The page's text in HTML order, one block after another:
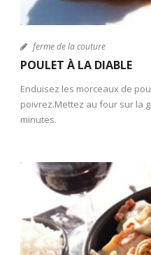
ferme de la couture
POULET À LA DIABLE
Enduisez les morceaux de
poivrez.Mettez au four sur la
minutes.